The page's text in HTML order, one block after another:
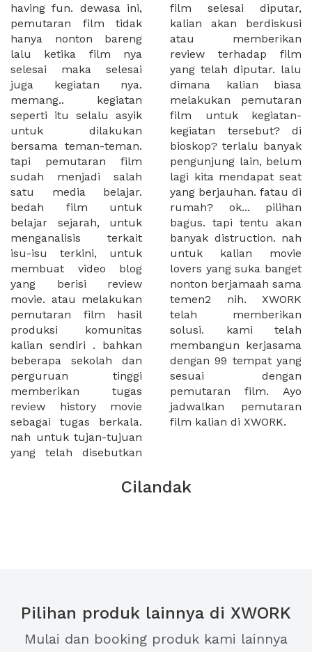
having fun. dewasa ini,
pemutaran film tidak
hanya nonton bareng
lalu ketika film nya
selesai maka selesai
juga kegiatan nya.
memang.. kegiatan
seperti itu selalu asyik
untuk dilakukan
bersama teman-teman.
tapi pemutaran film
sudah menjadi salah
satu media belajar.
bedah film untuk
belajar sejarah, untuk
menganalisis terkait
isu-isu terkini, untuk
membuat video blog
yang berisi review
movie. atau melakukan
pemutaran film hasil
produksi komunitas
kalian sendiri . bahkan
beberapa sekolah dan
perguruan tinggi
memberikan tugas
review history movie
sebagai tugas berkala.
nah untuk tujan-tujuan
yang telah disebutkan
film selesai diputar,
kalian akan berdiskusi
atau memberikan
review terhadap film
yang telah diputar. lalu
dimana kalian biasa
melakukan pemutaran
film untuk kegiatan-
kegiatan tersebut? di
bioskop? terlalu banyak
pengunjung lain, belum
lagi kita mendapat seat
yang berjauhan. fatau di
rumah? ok... pilihan
bagus. tapi tentu akan
banyak distruction. nah
untuk kalian movie
lovers yang suka banget
nonton berjamaah sama
temen2 nih. XWORK
telah memberikan
solusi. kami telah
membangun kerjasama
dengan 99 tempat yang
sesuai dengan
pemutaran film. Ayo
jadwalkan pemutaran
film kalian di XWORK.
Cilandak
Pilihan produk lainnya di XWORK
Mulai dan booking produk kami lainnya